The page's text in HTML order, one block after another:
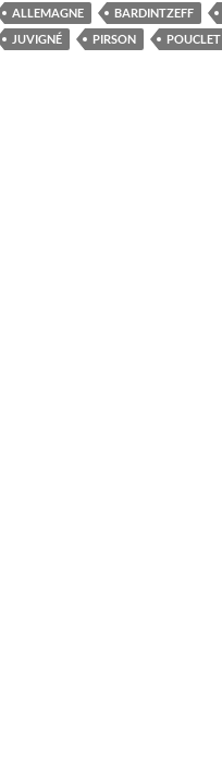
ALLEMAGNE BARDINTZEFF
JUVIGNÉ
PIRSON POUCLET